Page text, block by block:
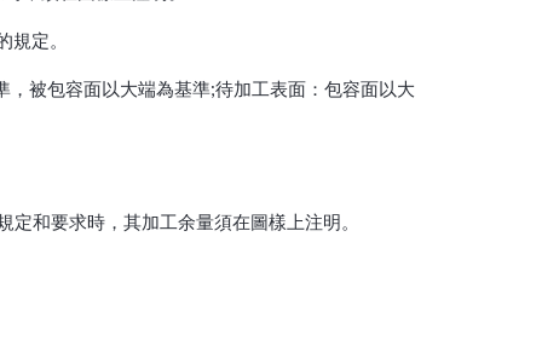
定。
被包容面以大端為基準;待加工表面：包容面以大
和要求時，其加工余量須在圖樣上注明。